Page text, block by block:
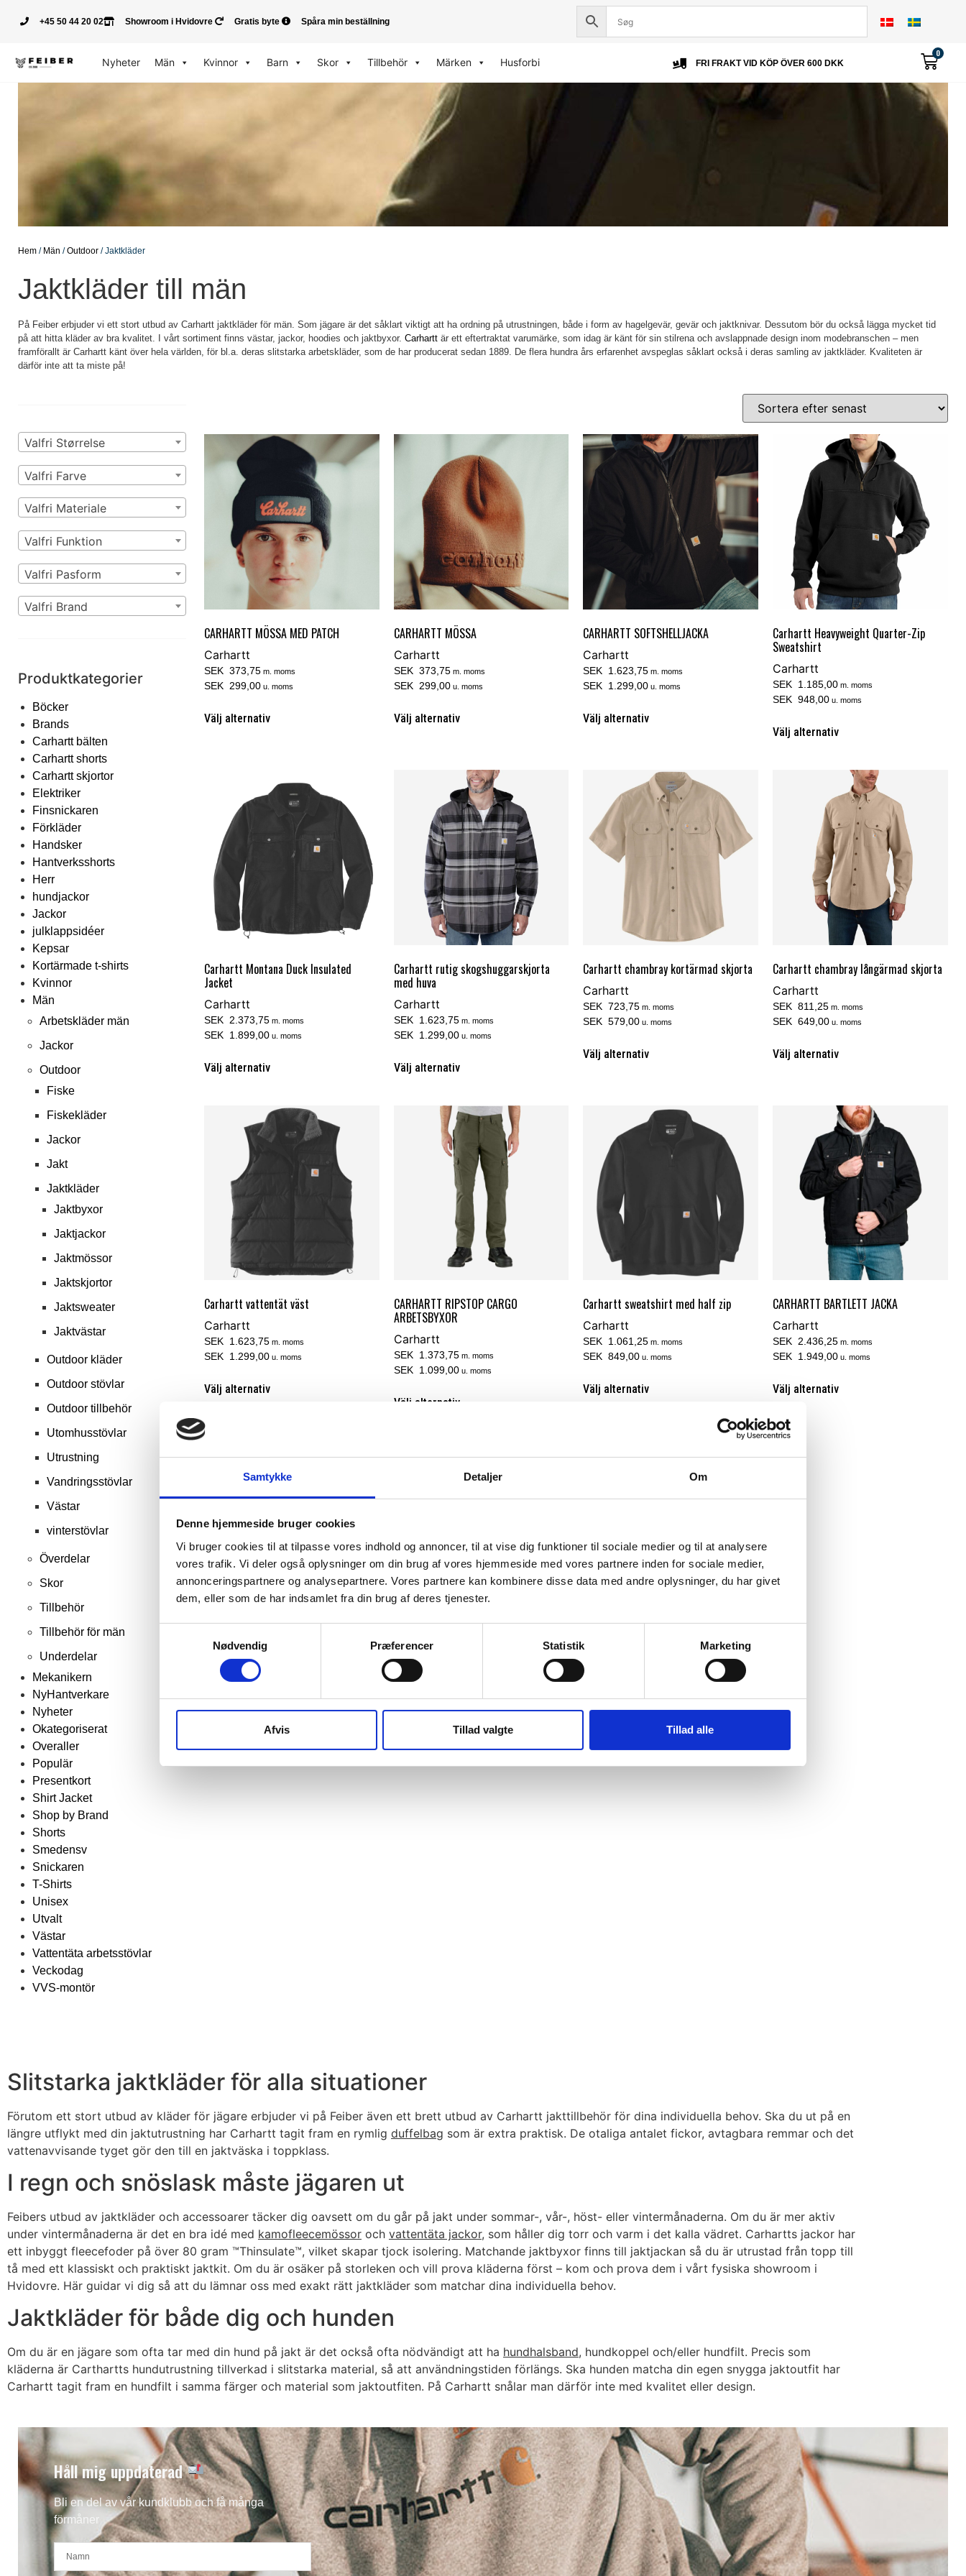
Samtykke Detaljer Om
Denne hjemmeside bruger cookies
Vi bruger cookies til at tilpasse vores indhold og annoncer, til at vise dig funktioner til sociale medier og til at analysere
vores trafik. Vi deler også oplysninger om din brug af vores hjemmeside med vores partnere inden for sociale medier,
annonceringspartnere og analysepartnere. Vores partnere kan kombinere disse data med andre oplysninger, du har givet
dem, eller som de har indsamlet fra din brug af deres tjenester.
Nødvendig
Præferencer Statistik Marketing
Afvis Tillad valgte Tillad alle
+45 50 44 20 02 Showroom i Hvidovre Gratis byte Spåra min beställning
Nyheter Män Kvinnor Barn Skor Tillbehör Märken Husforbi FRI FRAKT VID KÖP ÖVER 600 DKK
0
Hem / Män /Outdoor / Jaktkläder
Jaktkläder till män
På Feiber erbjuder vi ett stort utbud av Carhartt jaktkläder för män. Som jägare är det såklart viktigt att ha ordning på utrustningen, både i form av hagelgevär, gevär och jaktknivar. Dessutom bör du också lägga mycket tid
på att hitta kläder av bra kvalitet. I vårt sortiment finns västar, jackor, hoodies och jaktbyxor. Carhartt är ett eftertraktat varumärke, som idag är känt för sin stilrena och avslappnade design inom modebranschen – men
framförallt är Carhartt känt över hela världen, för bl.a. deras slitstarka arbetskläder, som de har producerat sedan 1889. De flera hundra års erfarenhet avspeglas såklart också i deras samling av jaktkläder. Kvaliteten är
därför inte att ta miste på!
Valfri Størrelse
Valfri Farve
Valfri Materiale
Valfri Funktion
Valfri Pasform
Valfri Brand
Produktkategorier
Böcker
Brands
Carhartt bälten
Carhartt shorts
Carhartt skjortor
Elektriker
Finsnickaren
Förkläder
Handsker
Hantverksshorts
Herr
hundjackor
Jackor
julklappsidéer
Kepsar
Kortärmade t-shirts
Kvinnor
Män
Arbetskläder män
Jackor
Outdoor
Fiske
Fiskekläder
Jackor
Jakt
Jaktkläder
Jaktbyxor
Jaktjackor
Jaktmössor
Jaktskjortor
Jaktsweater
Jaktvästar
Outdoor kläder
Outdoor stövlar
Outdoor tillbehör
Utomhusstövlar
Utrustning
Vandringsstövlar
Västar
vinterstövlar
Överdelar
Skor
Tillbehör
Tillbehör för män
Underdelar
Mekanikern
NyHantverkare
Nyheter
Okategoriserat
Overaller
Populär
Presentkort
Shirt Jacket
Shop by Brand
Shorts
Smedensv
Snickaren
T-Shirts
Unisex
Utvalt
Västar
Vattentäta arbetsstövlar
Veckodag
VVS-montör
CARHARTT MÖSSA MED PATCH
Carhartt
SEK 373,75m. moms
SEK 299,00u. moms
Välj alternativ
CARHARTT MÖSSA
Carhartt
SEK 373,75m. moms
SEK 299,00u. moms
Välj alternativ
CARHARTT SOFTSHELLJACKA
Carhartt
SEK 1.623,75 m. moms
SEK 1.299,00 u. moms
Välj alternativ
Carhartt Heavyweight Quarter-Zip
Sweatshirt
Carhartt
SEK 1.185,00 m. moms
SEK 948,00 u. moms
Välj alternativ
Carhartt Montana Duck Insulated
Jacket
Carhartt
SEK 2.373,75m. moms
SEK 1.899,00u. moms
Välj alternativ
Carhartt rutig skogshuggarskjorta
med huva
Carhartt
SEK 1.623,75m. moms
SEK 1.299,00u. moms
Välj alternativ
Carhartt chambray kortärmad skjorta
Carhartt
SEK 723,75 m. moms
SEK 579,00 u. moms
Välj alternativ
Carhartt chambray långärmad skjorta
Carhartt
SEK 811,25 m. moms
SEK 649,00 u. moms
Välj alternativ
Carhartt vattentät väst
Carhartt
SEK 1.623,75m. moms
SEK 1.299,00u. moms
Välj alternativ
CARHARTT RIPSTOP CARGO
ARBETSBYXOR
Carhartt
SEK 1.373,75m. moms
SEK 1.099,00u. moms
Välj alternativ
Carhartt sweatshirt med half zip
Carhartt
SEK 1.061,25 m. moms
SEK 849,00 u. moms
Välj alternativ
CARHARTT BARTLETT JACKA
Carhartt
SEK 2.436,25 m. moms
SEK 1.949,00 u. moms
Välj alternativ
CARHARTT GILLIAM VÄST
Carhartt
SEK 1.248,75
Välj alternativ
Carhartt mock neck väst med sherpa
fodring
Carhartt
Slitstarka jaktkläder för alla situationer
Förutom ett stort utbud av kläder för jägare erbjuder vi på Feiber även ett brett utbud av Carhartt jakttillbehör för dina individuella behov. Ska du ut på en
längre utflykt med din jaktutrustning har Carhartt tagit fram en rymlig duffelbag som är extra praktisk. De otaliga antalet fickor, avtagbara remmar och det
vattenavvisande tyget gör den till en jaktväska i toppklass.
I regn och snöslask måste jägaren ut
Feibers utbud av jaktkläder och accessoarer täcker dig oavsett om du går på jakt under sommar-, vår-, höst- eller vintermånaderna. Om du är mer aktiv
under vintermånaderna är det en bra idé med kamofleecemössor och vattentäta jackor, som håller dig torr och varm i det kalla vädret. Carhartts jackor har
ett inbyggt fleecefoder på över 80 gram ™Thinsulate™, vilket skapar tjock isolering. Matchande jaktbyxor finns till jaktjackan så du är utrustad från topp till
tå med ett klassiskt och praktiskt jaktkit. Om du är osäker på storleken och vill prova kläderna först – kom och prova dem i vårt fysiska showroom i
Hvidovre. Här guidar vi dig så att du lämnar oss med exakt rätt jaktkläder som matchar dina individuella behov.
Jaktkläder för både dig och hunden
Om du är en jägare som ofta tar med din hund på jakt är det också ofta nödvändigt att ha hundhalsband, hundkoppel och/eller hundfilt. Precis som
kläderna är Carthartts hundutrustning tillverkad i slitstarka material, så att användningstiden förlängs. Ska hunden matcha din egen snygga jaktoutfit har
Carhartt tagit fram en hundfilt i samma färger och material som jaktoutfiten. På Carhartt snålar man därför inte med kvalitet eller design.
Håll mig uppdaterad
Bli en del av vår kundklubb och få många
förmåner